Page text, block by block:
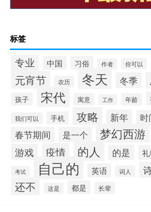
标签
专业 中国 习俗 作者 你可以
元宵节 农历 冬天 冬季
孩子 宋代 寓意 工作 年龄
我们可以 手机 攻略 新年 时
春节期间 是一个 梦幻西游
游戏 疫情 的人 的是
考试 自己的 英语 词人
还不 这是 都是 长辈